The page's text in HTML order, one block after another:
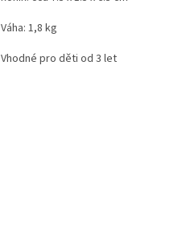
Váha: 1,8 kg
Vhodné pro děti od 3 let